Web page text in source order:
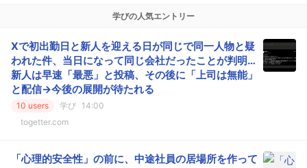
学びの人気エントリー
Xで初出勤日と新人を迎える日が同じで同一人物と疑
われた件、当日になって同じ会社だったことが判明…
新人は早速「最悪」と投稿、その後に「上司は無能」
と配信→今後の展開が待たれる
10 users 学び 14:00
togetter.com
「心理的安全性」の前に、中途社員の居場所を作って